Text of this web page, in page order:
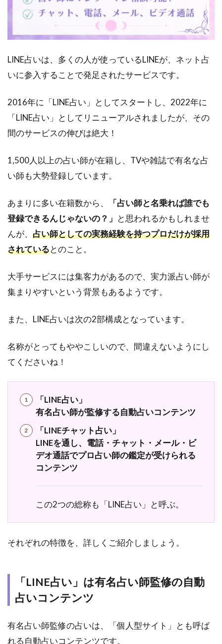
1.2
ャッ
い」
は占
い師
ンツ
ーマ
ン相
談可
能！
無料
鑑定
はこ
使え
1.3
の有
定の
詳細
占い
に利
た人
2.1
初め
て
LINE
占い
を利
用し
の悩
を利
た人
験
2.3
LINE占いは、多くの人が使っているLINEが、ネット占
いに参入することで発足されたサービスです。
2016年に「LINE占い」としてスタートし、2022年に
「LINE占い」としてリニューアルされましたが、その
間のサービスの伸びは絶大！
1,500人以上の占い師が在籍し、TVや雑誌で有名な占
い師も大勢登録しています。
あまりに多い在籍数から、
「占い師と名乗れば誰でも
登録できるんじゃないの？」 と思われるかもしれませ
んが、 占い師としての実務経験を持つプロだけが採用
されているとのこと。
大手サービスには集客力があるので、実力派占い師が
集まりやすいという背景もあるようです。
また、LINE占いは次の2部構成となっています。
名称がとってもややこしいので、間違えないようにし
てくださいね！
「LINE占い」
有名占い師が監修する自動占いコンテンツ
「LINEチャット占い」
LINEを通し、電話・チャット・メール・ビ
デオ通話でプロ占い師の鑑定が受けられる
コンテンツ
この2つの総称も「LINE占い」と呼ぶ。
それぞれの特徴を、詳しくご紹介しましょう。
「LINE占い」は有名占い師監修の自動
占いコンテンツ
有名占い師監修の占いは、「個人型サイト」とも呼ば
れる自動占いコンテンツです。